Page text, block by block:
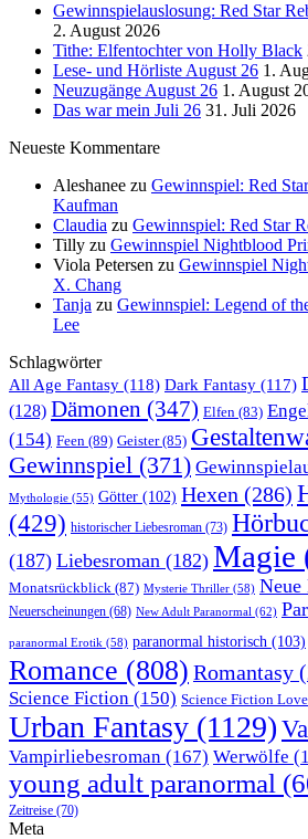
Gewinnspielauslosung: Red Star
2. August 2026
Tithe: Elfentochter von Holly Black
Lese- und Hörliste August 26 1.
Neuzugänge August 26 1. August
Das war mein Juli 26 31. Juli 2026
Neueste Kommentare
Aleshanee zu Gewinnspiel: Red
Kaufman
Claudia zu Gewinnspiel: Red Star
Tilly zu Gewinnspiel Nightblood
Viola Petersen zu Gewinnspiel
X. Chang
Tanja zu Gewinnspiel: Legend of
Lee
Schlagwörter
All Age Fantasy (118) Dark Fantasy (117)
(128) Dämonen (347) Elfen (83)
(154) Feen (89) Geister(85)
Gewinnspiel (371)
Mythologie (55) Götter (102) Hexen (286)
(429) historischer Liebesroman (73)
(187) Liebesroman (182) Magie
Monatsrückblick (87) Mysterie Thriller (58) Neue
Neuerscheinungen (68) New Adult Paranormal (62)
paranormal Erotik (58) paranormal historisch (103)
Romance (808) Romantasy
Science Fiction (150) Science Fiction
Urban Fantasy (1129)
Vampirliebesroman (167) Werwölfe
young adult paranormal
Zeitreise (70)
Meta